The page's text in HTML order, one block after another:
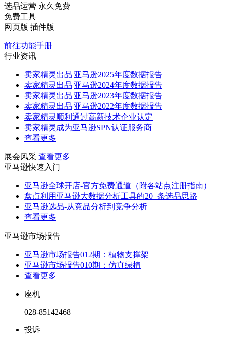
选品运营 永久免费
免费工具
网页版 插件版
前往功能手册
行业资讯
卖家精灵出品|亚马逊2025年度数据报告
卖家精灵出品|亚马逊2024年度数据报告
卖家精灵出品|亚马逊2023年度数据报告
卖家精灵出品|亚马逊2022年度数据报告
卖家精灵顺利通过高新技术企业认定
卖家精灵成为亚马逊SPN认证服务商
查看更多
展会风采 查看更多
亚马逊快速入门
亚马逊全球开店-官方免费通道（附各站点注册指南）
盘点利用亚马逊大数据分析工具的20+条选品思路
亚马逊选品-从竞品分析到竞争分析
查看更多
亚马逊市场报告
亚马逊市场报告012期：植物支撑架
亚马逊市场报告010期：仿真绿植
查看更多
座机
028-85142468
投诉